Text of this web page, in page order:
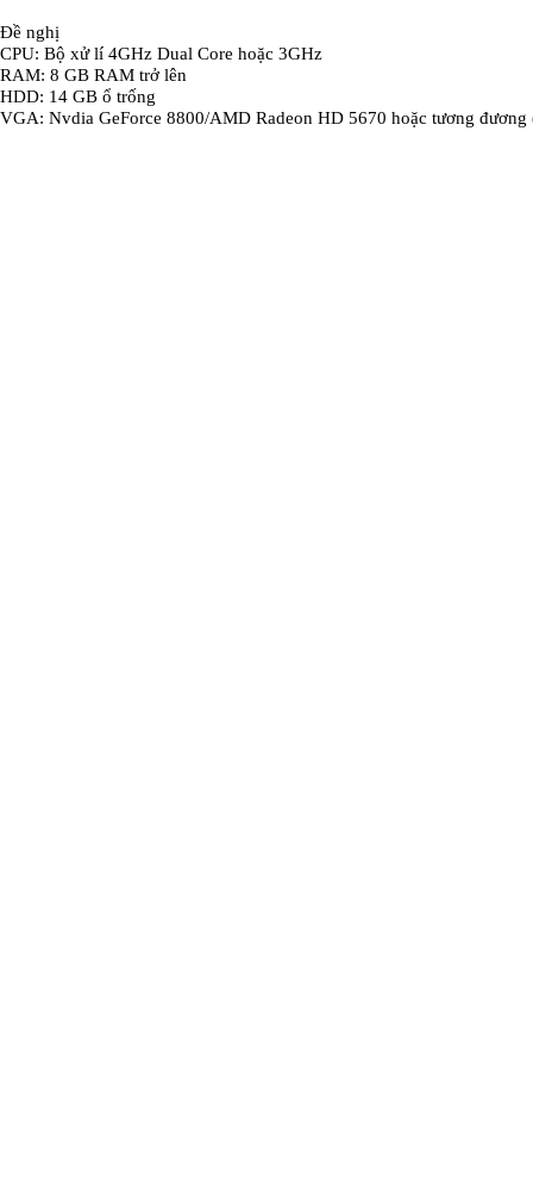
Đề nghị
CPU: Bộ xử lí 4GHz Dual Core hoặc 3GHz
RAM: 8 GB RAM trở lên
HDD: 14 GB ổ trống
VGA: Nvdia GeForce 8800/AMD Radeon HD 5670 hoặc tương